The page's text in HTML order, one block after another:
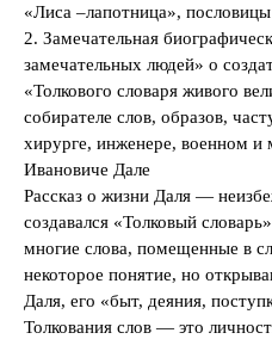
«Лиса –лапотница»,
2. Замечательная
замечательных людей» о
«Толкового словаря живого
собирателе слов, образов,
хирурге, инженере, военном
Ивановиче Дале
Рассказ о жизни Даля —
создавался «Толковый
многие слова, помещенные в
некоторое понятие, но
Даля, его «быт, деяния,
Толкования слов — это